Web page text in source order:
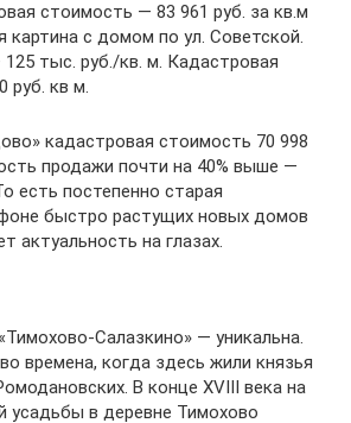
стоимость — 83 961 руб. за кв.м
картина с домом по ул. Советской.
тыс. руб./кв. м. Кадастровая
руб. кв м.
кадастровая стоимость 70 998
продажи почти на 40% выше —
есть постепенно старая
быстро растущих новых домов
актуальность на глазах.
Салазкино» — уникальна.
времена, когда здесь жили князья
В конце XVIII века на
усадьбы в деревне Тимохово